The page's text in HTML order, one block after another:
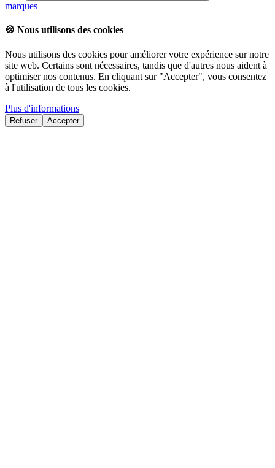
marques
🍪 Nous utilisons des cookies
Nous utilisons des cookies pour améliorer votre expérience sur notre
site web. Certains sont nécessaires, tandis que d'autres nous aident à
optimiser nos contenus. En cliquant sur "Accepter", vous consentez
à l'utilisation de tous les cookies.
Plus d'informations
Refuser Accepter